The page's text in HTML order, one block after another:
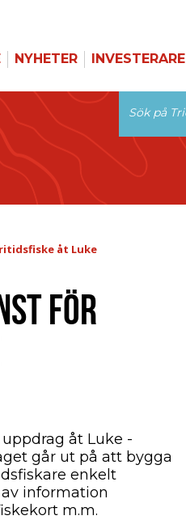
NYHETER INVESTERARE
åt Luke
FÖR
åt Luke -
går ut på att bygga
enkelt
information
m.m.